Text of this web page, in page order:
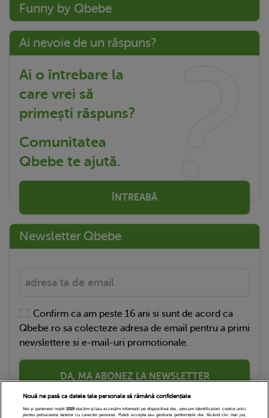
Funny by Qbebe
Ai nevoie de un răspuns?
Ai o întrebare la
care vrei să
primești răspuns?
Comunitatea
Qbebe te ajută.
ÎNTREABĂ
Newsletter Qbebe
Confirm ca am peste 16 ani si sunt de acord ca
Qbebe.ro sa colecteze adresa de email pentru a primi
newslettere si e-mail-uri promotionale.
DA, MA ABONEZ LA NEWSLETTER
Nouă ne pasă ca datele tale personale să rămână confidențiale
Noi și partenerii noștri 1019stocăm și/sau accesăm informații pe dispozitivul dvs., precum identificatorii cookie unici
pentru prelucrarea datelor cu caracter personal. Puteți accepta sau gestiona preferințele dvs. făcând clic mai jos,